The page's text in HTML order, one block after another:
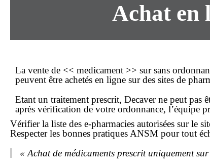
Achat en
La vente de << medicament >> sursans
peuvent être achetés en ligne sur des sites de
Etant un traitement prescrit, Decaver ne peut pas
après vérification de votre ordonnance, l’équipe
Vérifier la liste des e-pharmacies autorisées sur le
Respecter les bonnes pratiques ANSM pour tout
« Achat de médicaments prescrit uniquement